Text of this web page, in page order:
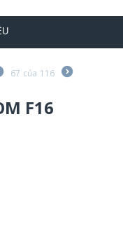
67 của 116
F16